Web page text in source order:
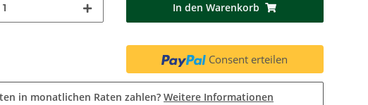
In den Warenkorb
Consent erteilen
in monatlichen Raten zahlen? Weitere Informationen